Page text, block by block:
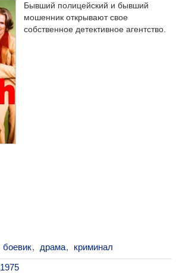
Бывший полицейский и бывший
мошенник открывают свое
собственное детективное агентство.
боевик, драма, криминал
1975